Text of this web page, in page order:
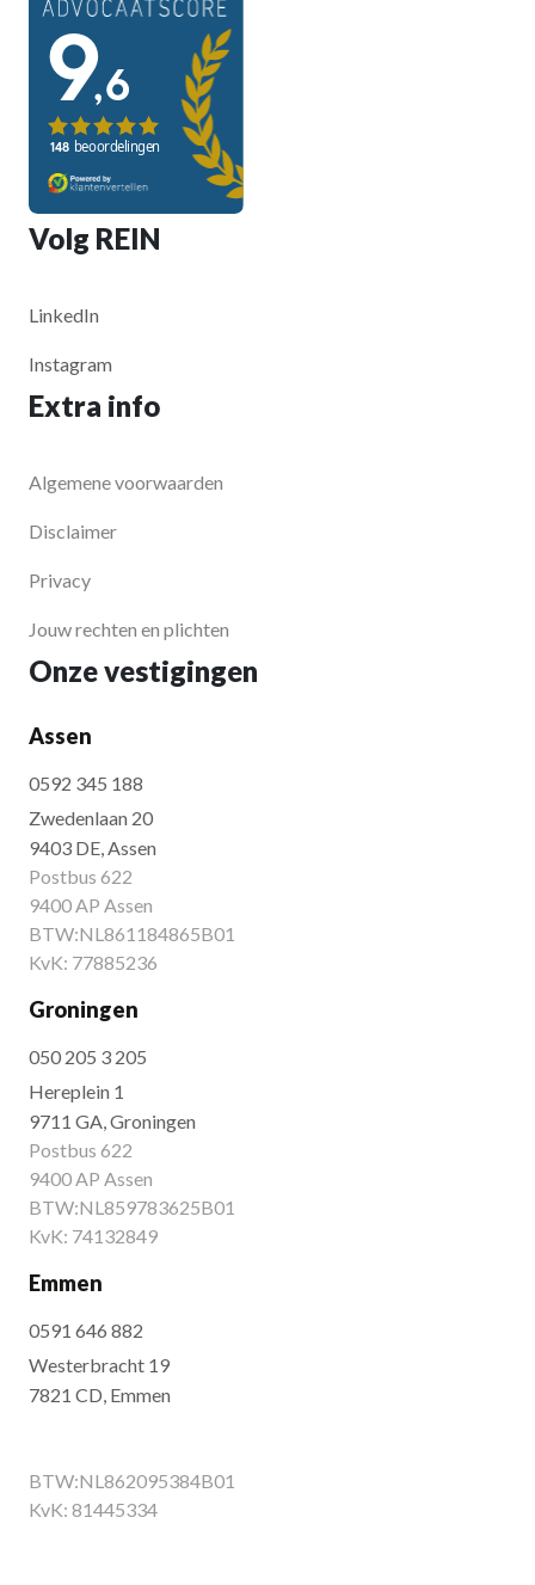
Volg REIN
LinkedIn
Instagram
Extra info
Algemene voorwaarden
Disclaimer
Privacy
Jouw rechten en plichten
Onze vestigingen
Assen
0592 345 188
Zwedenlaan 20
9403 DE, Assen
Postbus 622
9400 AP Assen
BTW:NL861184865B01
KvK: 77885236
Groningen
050 205 3 205
Hereplein 1
9711 GA, Groningen
Postbus 622
9400 AP Assen
BTW:NL859783625B01
KvK: 74132849
Emmen
0591 646 882
Westerbracht 19
7821 CD, Emmen
BTW:NL862095384B01
KvK: 81445334